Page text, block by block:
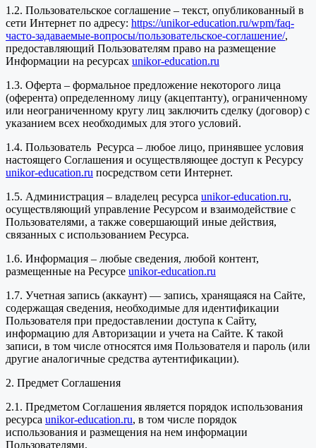
1.2. Пользовательское соглашение – текст, опубликованный в
сети Интернет по адресу: https://unikor-education.ru/wpm/faq-
часто-задаваемые-вопросы/пользовательское-соглашение/,
предоставляющий Пользователям право на размещение
Информации на ресурсах unikor-education.ru
1.3. Оферта – формальное предложение некоторого лица
(оферента) определенному лицу (акцептанту), ограниченному
или неограниченному кругу лиц заключить сделку (договор) с
указанием всех необходимых для этого условий.
1.4. Пользователь Ресурса – любое лицо, принявшее условия
настоящего Соглашения и осуществляющее доступ к Ресурсу
unikor-education.ru посредством сети Интернет.
1.5. Администрация – владелец ресурса unikor-education.ru,
осуществляющий управление Ресурсом и взаимодействие с
Пользователями, а также совершающий иные действия,
связанных с использованием Ресурса.
1.6. Информация – любые сведения, любой контент,
размещенные на Ресурсе unikor-education.ru
1.7. Учетная запись (аккаунт) — запись, хранящаяся на Сайте,
содержащая сведения, необходимые для идентификации
Пользователя при предоставлении доступа к Сайту,
информацию для Авторизации и учета на Сайте. К такой
записи, в том числе относятся имя Пользователя и пароль (или
другие аналогичные средства аутентификации).
2. Предмет Соглашения
2.1. Предметом Соглашения является порядок использования
ресурса unikor-education.ru, в том числе порядок
использования и размещения на нем информации
Пользователями.